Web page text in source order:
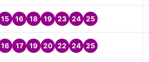
15 16 18 19 23 24 25
16 17 19 20 22 24 25